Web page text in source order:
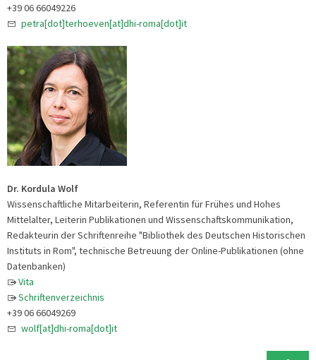
+39 06 66049226
petra[dot]terhoeven[at]dhi-roma[dot]it
Dr. Kordula Wolf
Wissenschaftliche Mitarbeiterin, Referentin für Frühes und Hohes
Mittelalter, Leiterin Publikationen und Wissenschaftskommunikation,
Redakteurin der Schriftenreihe "Bibliothek des Deutschen Historischen
Instituts in Rom", technische Betreuung der Online-Publikationen (ohne
Datenbanken)
Vita
Schriftenverzeichnis
+39 06 66049269
wolf[at]dhi-roma[dot]it